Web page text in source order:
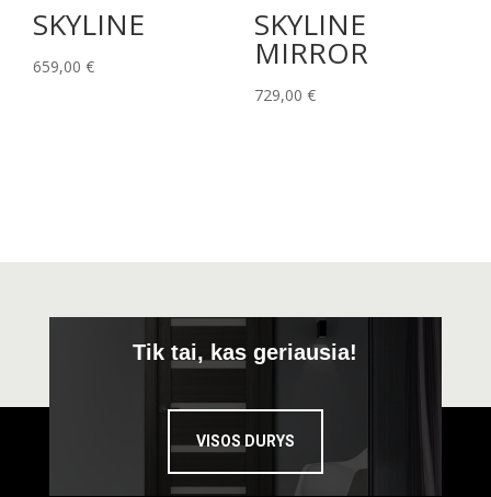
SKYLINE
659,00 €
SKYLINE
MIRROR
729,00 €
Tik tai, kas geriausia!
VISOS DURYS